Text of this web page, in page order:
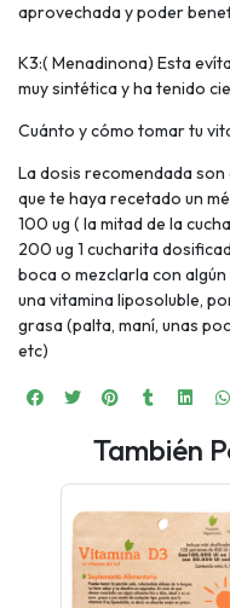
aprovechada y poder
K3:( Menadinona) Esta
muy sintética y ha tenido
Cuánto y cómo tomar tu
La dosis recomendada
que te haya recetado un
100 ug ( la mitad de la
200 ug 1 cucharita
boca o mezclarla con
una vitamina liposoluble,
grasa (palta, maní, unas
etc)
También